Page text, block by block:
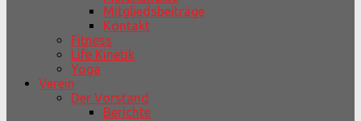
Mitgliedsbeiträge
Kontakt
Fitness
Life Kinetik
Yoga
Verein
Der Vorstand
Berichte